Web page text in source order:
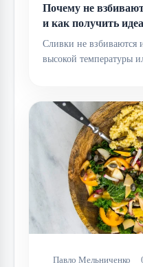
Почему не
и как получить
Сливки не взбиваются
высокой температуры
Павло Мельниченко